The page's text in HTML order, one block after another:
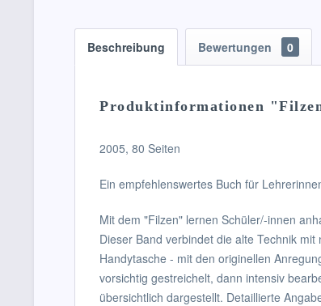
Beschreibung Bewertungen 0
Produktinformationen
2005, 80 Seiten
Ein empfehlenswertes Buch für
Mit dem "Filzen" lernen Schüler/-innen
Dieser Band verbindet die alte Technik
Handytasche - mit den originellen
vorsichtig gestreichelt, dann intensiv
übersichtlich dargestellt. Detaillierte